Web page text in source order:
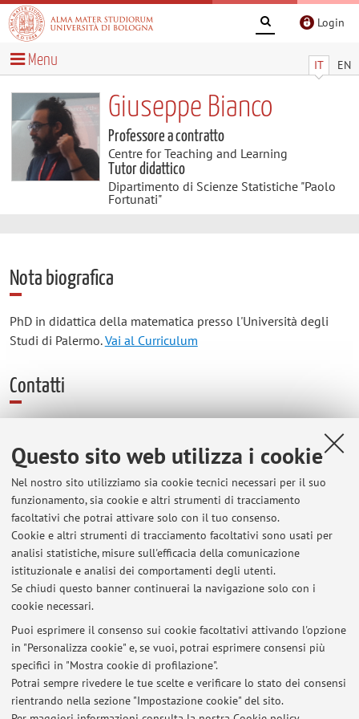
Questo sito web utilizza i cookie
Nel nostro sito utilizziamo sia cookie tecnici necessari per il suo
funzionamento, sia cookie e altri strumenti di tracciamento
facoltativi che potrai attivare solo con il tuo consenso.
Cookie e altri strumenti di tracciamento facoltativi sono usati per
analisi statistiche, misure sull'efficacia della comunicazione
istituzionale e analisi dei comportamenti degli utenti.
Se chiudi questo banner continuerai la navigazione solo con i
cookie necessari.
Puoi esprimere il consenso sui cookie facoltativi attivando l'opzione
in "Personalizza cookie" e, se vuoi, potrai esprimere consensi più
specifici in "Mostra cookie di profilazione".
Potrai sempre rivedere le tue scelte e verificare lo stato dei consensi
rientrando nella sezione "Impostazione cookie" del sito.
Login
IT EN
Menu
Giuseppe Bianco
Professore a contratto
Centre for Teaching and Learning
Tutor didattico
Dipartimento di Scienze Statistiche "Paolo
Fortunati"
Nota biografica
PhD in didattica della matematica presso l'Università degli
Studi di Palermo.Vai al Curriculum
Contatti
Centre for Teaching and Learning
Via Zamboni 33, Bologna - Vai alla mappa
Dipartimento di Scienze Statistiche "Paolo Fortunati"
Via Belle Arti 41, Bologna -
Vai alla mappa
Ultimi avvisi
Al momento non sono presenti avvisi.